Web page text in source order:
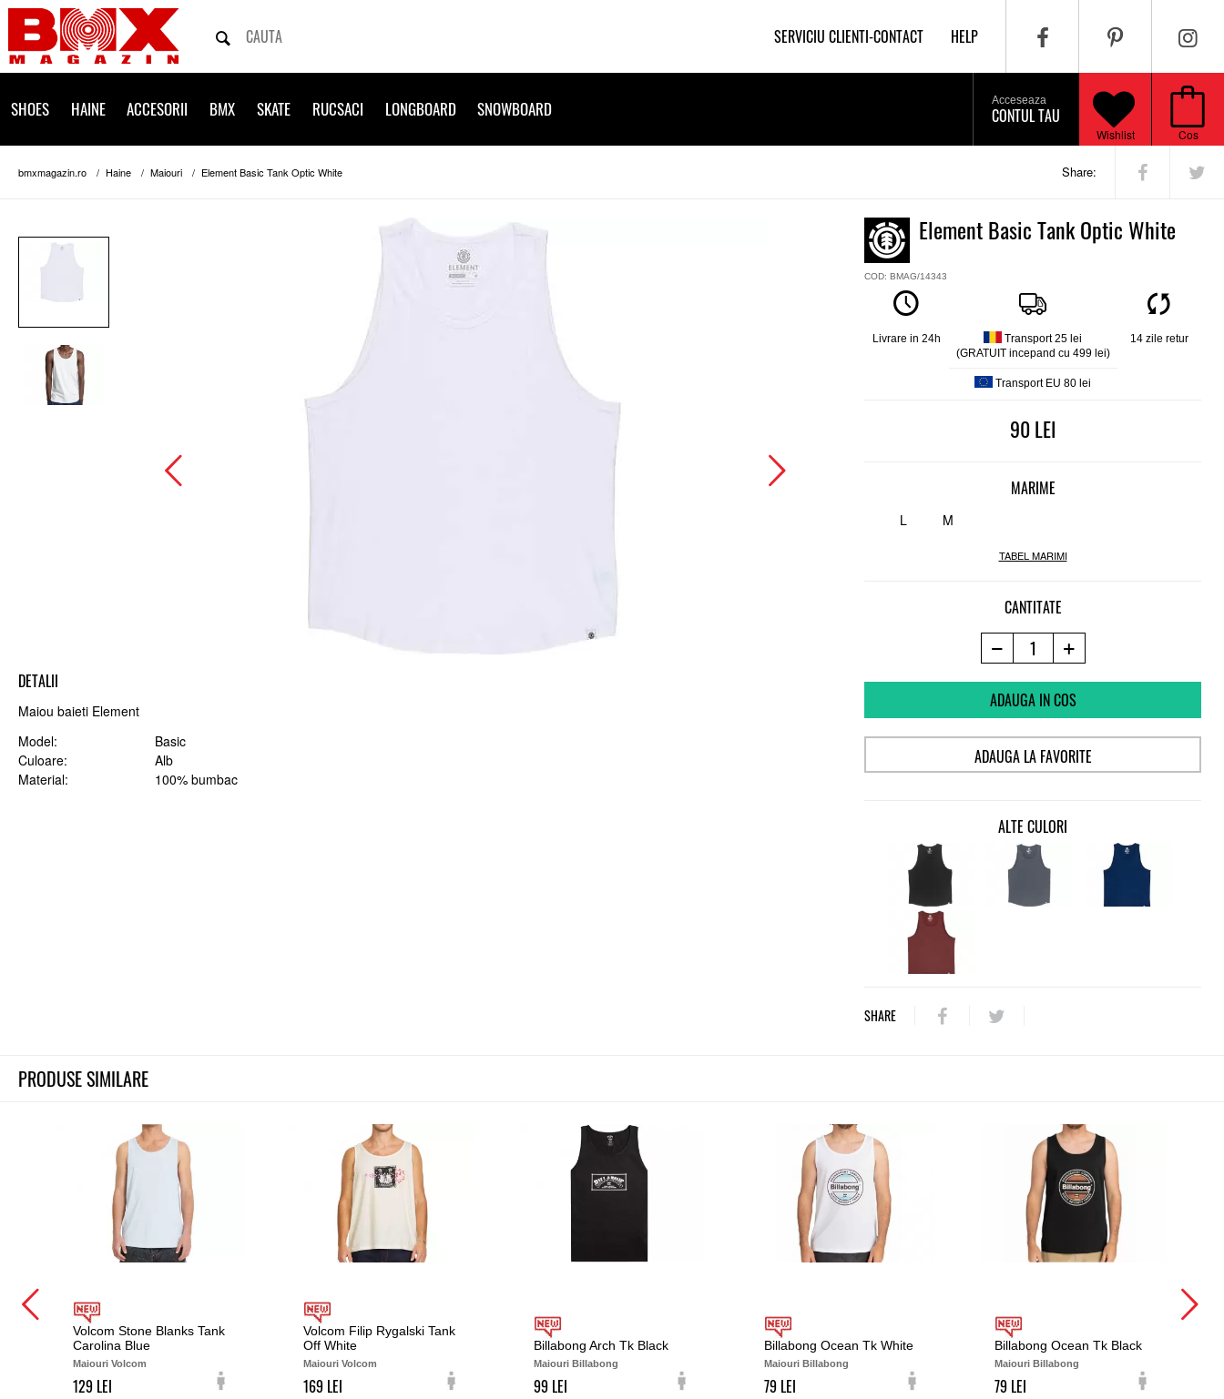
SERVICIU CLIENTI-CONTACT HELP
Cos
Wishlist
Acceseaza
CONTUL TAU
SHOES HAINE ACCESORII BMX SKATE RUCSACI LONGBOARD SNOWBOARD
Share:
bmxmagazin.ro Haine Maiouri Element Basic Tank Optic White
DETALII
Maiou baieti Element
Model
Basic
Culoare
Alb
Material
100% bumbac
Element Basic Tank Optic White
COD: BMAG/14343
Livrare in 24h
Transport 25 lei
(GRATUIT incepand cu 499 lei)
Transport EU 80 lei
14 zile retur
90
MARIME
L M
TABEL MARIMI
CANTITATE
ADAUGA IN COS
ADAUGA LA FAVORITE
ALTE CULORI
SHARE
PRODUSE SIMILARE
Volcom Stone Blanks Tank
Carolina Blue
Maiouri Volcom
129
Volcom Filip Rygalski Tank
Off White
Maiouri Volcom
169
Billabong Arch Tk Black
Maiouri Billabong
99
Billabong Ocean Tk White
Maiouri Billabong
79
Billabong Ocean Tk Black
Maiouri Billabong
79